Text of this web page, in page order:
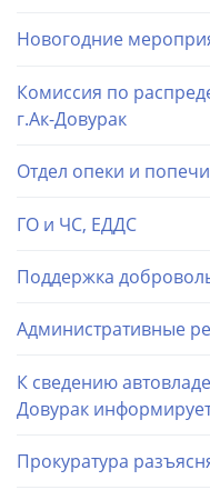
Новогодние
Комиссия по
г.Ак-Довурак
Отдел опеки и
ГО и ЧС, ЕДДС
Поддержка
Административные
К сведению
Довурак
Прокуратура